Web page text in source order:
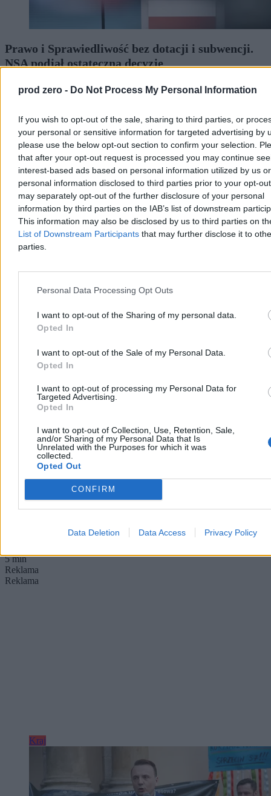
prod zero - Do Not Process My Personal Information
If you wish to opt-out of the sale, sharing to third parties, or
your personal or sensitive information for targeted advertising by
please use the below opt-out section to confirm your selection.
that after your opt-out request is processed you may continue
interest-based ads based on personal information utilized by us or
personal information disclosed to third parties prior to your opt-
may separately opt-out of the further disclosure of your personal
information by third parties on the IAB’s list of downstream
This information may also be disclosed by us to third parties on
List of Downstream Participants that may further disclose it to
parties.
Personal Data Processing Opt Outs
I want to opt-out of the Sharing of my personal data.
Opted In
I want to opt-out of the Sale of my Personal Data.
Opted In
I want to opt-out of processing my Personal Data for
Targeted Advertising.
Opted In
I want to opt-out of Collection, Use, Retention, Sale,
and/or Sharing of my Personal Data that Is
Unrelated with the Purposes for which it was
collected.
Opted Out
CONFIRM
Data Deletion Data Access Privacy Policy
Prawo i Sprawiedliwość bez dotacji i subwencji.
NSA podjął ostateczną decyzję
Naczelny Sąd Administracyjny ostatecznie oddalił skargę kasacyjną
Prawa i Sprawiedliwości w sprawie wstrzymanych dotacji oraz
bezczynności, blokując środki po decyzji PKW. Politycy rządzący
mówią o bezdyskusyjnym zwycięstwie prawa.
Tomasz Pałasz
Wczoraj 19:36
3 min
Kraj
Na to liczy Rozwój Plus. „Potrzebują mięsa
armatniego”
Na rok i dwa miesiące przed wyborami parlamentarnymi
stowarzyszenie Rozwój Plus ma ok. 6 proc. poparcia. Jak
zapowiada Mateusz Morawiecki, to dopiero początek. – Jest
zainteresowanie – słyszymy wśród jego stronników. Pozostaje
jednak wiele niewiadomych.
Kasjan Owsianko
5 min
Reklama
Reklama
Kraj